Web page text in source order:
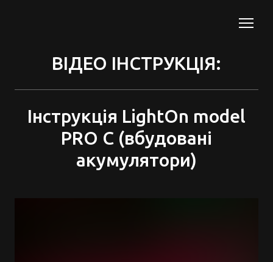
ВІДЕО ІНСТРУКЦІЯ:
Інструкція LightOn model
PRO C (вбудовані
акумулятори)